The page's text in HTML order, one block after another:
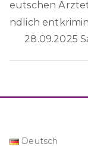
eutschen
ndlich
28.09.2025
Deutsch